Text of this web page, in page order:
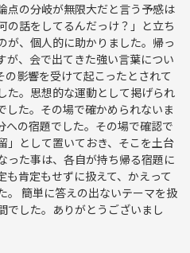
点の分岐が無限大だと言う予感は
の話をしてるんだっけ？」と立ち
が、個人的に助かりました。帰っ
が、会で出てきた強い言葉につい
影響を受けて起こったとされて
た。思想的な運動として掲げられ
した。その場で確かめられないま
への宿題でした。その場で確認で
」として置いておき、そこを土台
った事は、各自が持ち帰る宿題に
肯定もせずに扱えて、かえって
。 簡単に答えの出ないテーマを扱
でした。ありがとうございまし